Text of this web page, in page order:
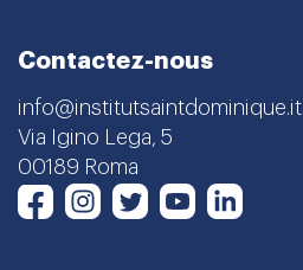
Contactez-nous
info@institutsaintdominique.it
Via Igino Lega, 5
00189 Roma
FacebookInstagram
TwitterYoutube